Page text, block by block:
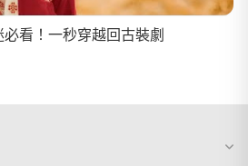
看！一秒穿越回古裝劇